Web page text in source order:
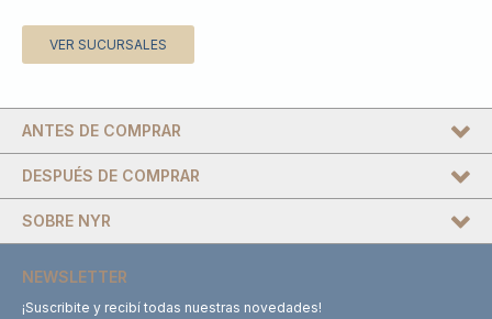
VER SUCURSALES
DESPUÉS DE COMPRAR
SOBRE NYR
ANTES DE COMPRAR
NEWSLETTER
¡Suscribite y recibí todas nuestras novedades!